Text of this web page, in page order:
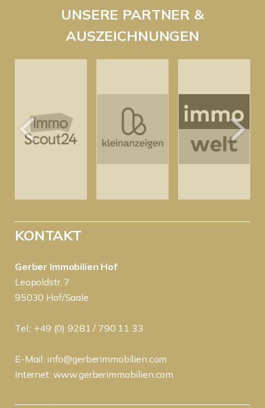
UNSERE PARTNER &
AUSZEICHNUNGEN
KONTAKT
Gerber Immobilien Hof
Leopoldstr. 7
95030 Hof/Saale
Tel.: +49 (0) 9281 / 790 11 33
E-Mail: info@gerberimmobilien.com
Internet: www.gerberimmobilien.com